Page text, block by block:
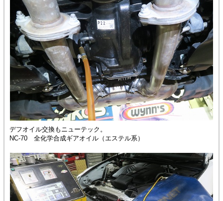
デフオイル交換もニューテック。
NC-70 全化学合成ギアオイル（エステル系）